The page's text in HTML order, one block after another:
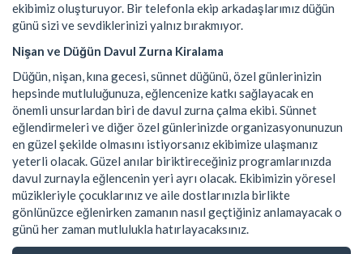
ekibimiz oluşturuyor. Bir telefonla ekip arkadaşlarımız düğün
günü sizi ve sevdiklerinizi yalnız bırakmıyor.
Nişan ve Düğün Davul Zurna Kiralama
Düğün, nişan, kına gecesi, sünnet düğünü, özel günlerinizin
hepsinde mutluluğunuza, eğlencenize katkı sağlayacak en
önemli unsurlardan biri de davul zurna çalma ekibi. Sünnet
eğlendirmeleri ve diğer özel günlerinizde organizasyonunuzun
en güzel şekilde olmasını istiyorsanız ekibimize ulaşmanız
yeterli olacak. Güzel anılar biriktireceğiniz programlarınızda
davul zurnayla eğlencenin yeri ayrı olacak. Ekibimizin yöresel
müzikleriyle çocuklarınız ve aile dostlarınızla birlikte
gönlünüzce eğlenirken zamanın nasıl geçtiğiniz anlamayacak o
günü her zaman mutlulukla hatırlayacaksınız.